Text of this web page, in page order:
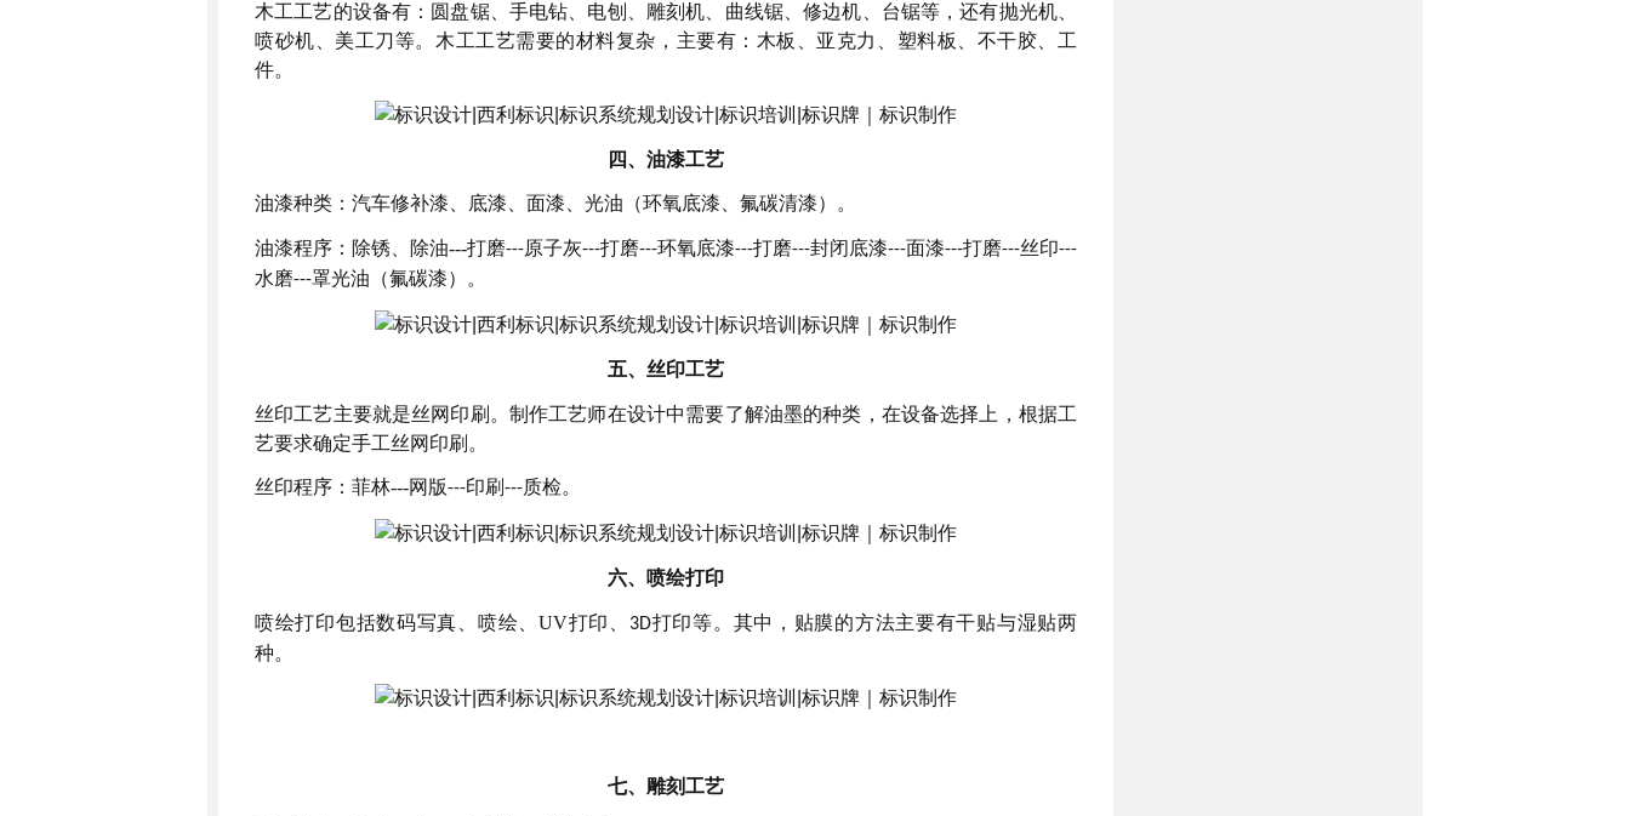
木工工艺的设备有：圆盘锯、手电钻、电刨、雕刻机、曲线锯、修边机、台锯等，还有抛光机、
喷砂机、美工刀等。木工工艺需要的材料复杂，主要有：木板、亚克力、塑料板、不干胶、工
件。
四、 油漆工艺
油漆种类：汽车修补漆、底漆、面漆、光油（环氧底漆、氟碳清漆）。
油漆程序：除锈、除油---打磨---原子灰---打磨---环氧底漆---打磨---封闭底漆---面漆---打磨---丝印---
水磨---罩光油（氟碳漆）。
五、 丝印工艺
丝印工艺主要就是丝网印刷。制作工艺师在设计中需要了解油墨的种类，在设备选择上，根据工
艺要求确定手工丝网印刷。
丝印程序：菲林---网版---印刷---质检。
六、 喷绘打印
喷绘打印包括数码写真、喷绘、UV打印、 3D打印等。其中，贴膜的方法主要有干贴与湿贴两
种。
七、 雕刻工艺